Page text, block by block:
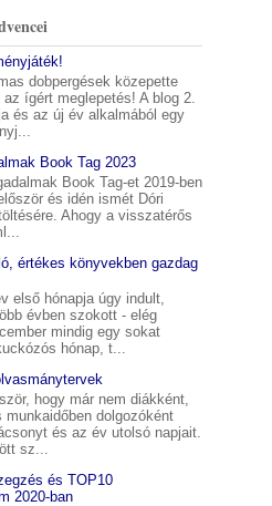
dobpergések közepette
ígért meglepetés! A blog 2.
és az új év alkalmából egy
Book Tag 2023
Book Tag-et 2019-ben
és idén ismét Dóri
Ahogy a visszatérős
értékes könyvekben gazdag
első hónapja úgy indult,
évben szokott - elég
mindig egy sokat
hónap, t...
hogy már nem diákként,
munkaidőben dolgozóként
és az év utolsó napjait.
sz...
és TOP10
2020-ban